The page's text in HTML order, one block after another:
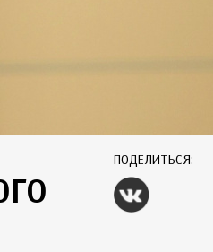
ПОДЕЛИТЬСЯ: